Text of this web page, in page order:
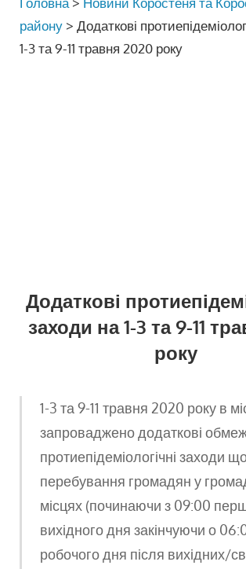
району >Додаткові
1-3 та 9-11 травня 2020 року
Додаткові
заходи на 1-3 та 9-11
року
1-3 та 9-11 травня 2020 року в
запроваджено додаткові
протиепідеміологічні заходи
перебування громадян у
місцях (починаючи з 09:00
вихідного дня закінчуючи о
робочого дня після вихідних/